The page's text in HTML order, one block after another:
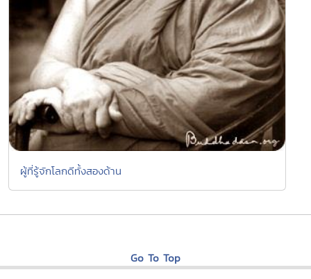
ผู้ที่รู้จักโลกดีทั้งสองด้าน
Go To Top